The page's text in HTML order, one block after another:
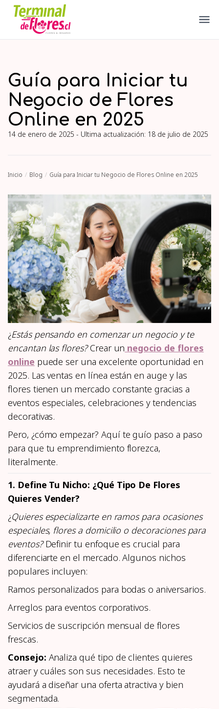
Guía para Iniciar tu
Negocio de Flores
Online en 2025
14 de enero de 2025 - Ultima actualización: 18 de julio de 2025
Inicio Blog Guía para Iniciar tu Negocio de Flores Online en 2025
¿Estás pensando en comenzar un negocio y te
encantan las flores?Crear un negocio de flores
online puede ser una excelente oportunidad en
2025. Las ventas en línea están en auge y las
flores tienen un mercado constante gracias a
eventos especiales, celebraciones y tendencias
decorativas.
Pero, ¿cómo empezar? Aquí te guío paso a paso
para que tu emprendimiento florezca,
literalmente.
1. Define Tu Nicho: ¿Qué Tipo De Flores
Quieres Vender?
¿Quieres especializarte en ramos para ocasiones
especiales, flores a domicilio o decoraciones para
eventos?Definir tu enfoque es crucial para
diferenciarte en el mercado. Algunos nichos
populares incluyen:
Ramos personalizados para bodas o aniversarios.
Arreglos para eventos corporativos.
Servicios de suscripción mensual de flores
frescas.
Consejo: Analiza qué tipo de clientes quieres
atraer y cuáles son sus necesidades. Esto te
ayudará a diseñar una oferta atractiva y bien
segmentada.